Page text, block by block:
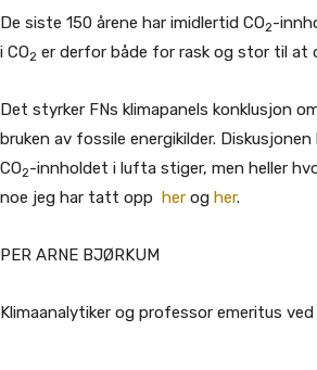
De siste 150 årene har imidlertid CO2-
i CO2 er derfor både for rask og stor til at
Det styrker FNs klimapanels konklusjon
bruken av fossile energikilder.
CO2-innholdet i lufta stiger, men heller
noe jeg har tatt opp her og her.
PER ARNE BJØRKUM
Klimaanalytiker og professor emeritus